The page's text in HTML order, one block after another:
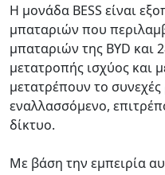
Η μονάδα BESS είναι
μπαταριών που
μπαταριών της BYD και
μετατροπής ισχύος και
μετατρέπουν το
εναλλασσόμενο,
δίκτυο.
Με βάση την εμπειρία